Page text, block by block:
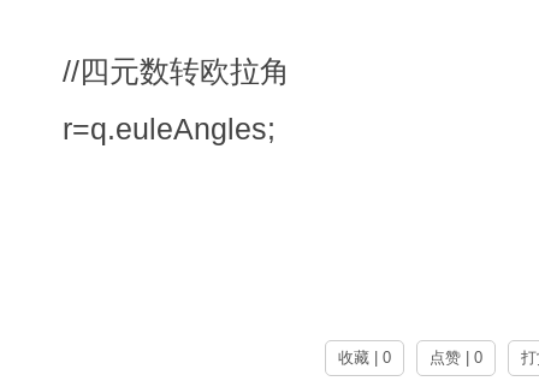
//四元数转欧拉角
r=q.euleAngles;
收藏 | 0 点赞 | 0